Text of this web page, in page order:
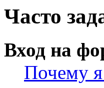
Часто
Вход на
Почему